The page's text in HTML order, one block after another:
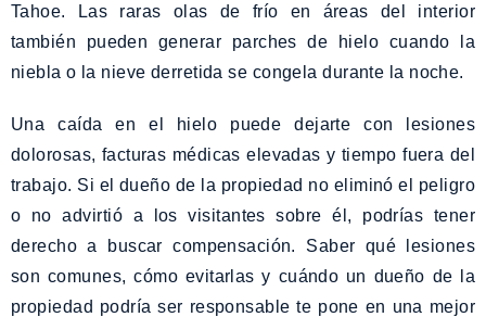
Tahoe. Las raras olas de frío en áreas del interior
también pueden generar parches de hielo cuando la
niebla o la nieve derretida se congela durante la noche.
Una caída en el hielo puede dejarte con lesiones
dolorosas, facturas médicas elevadas y tiempo fuera del
trabajo. Si el dueño de la propiedad no eliminó el peligro
o no advirtió a los visitantes sobre él, podrías tener
derecho a buscar compensación. Saber qué lesiones
son comunes, cómo evitarlas y cuándo un dueño de la
propiedad podría ser responsable te pone en una mejor